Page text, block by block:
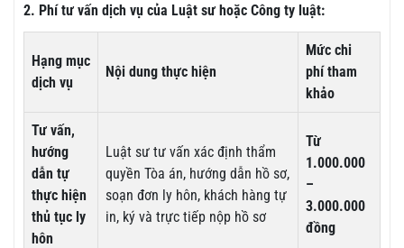
2. Phí tư vấn dịch vụ của Luật sư hoặc Công ty luật:
Hạng mục
dịch vụ
Nội dung thực hiện
Mức chi
phí tham
khảo
Tư vấn,
hướng
dẫn tự
thực hiện
thủ tục ly
hôn
Luật sư tư vấn xác định thẩm
quyền Tòa án, hướng dẫn hồ sơ,
soạn đơn ly hôn, khách hàng tự
in, ký và trực tiếp nộp hồ sơ
Từ
1.000.000
–
3.000.000
đồng